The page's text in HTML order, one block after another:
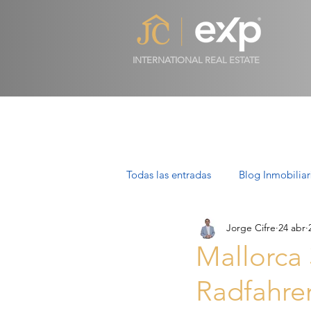
INTERNATIONAL REAL ESTATE
Todas las entradas Blog
Propiedades de Lujo en Mallorca
Villas en Mallorca: Lujo, Estilo
Mallorca
Jorge Cifre 24 abr